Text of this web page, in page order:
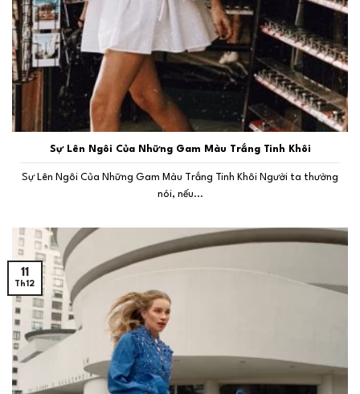
Sự Lên Ngôi Của Những Gam Màu Trắng Tinh Khôi
Sự Lên Ngôi Của Những Gam Màu Trắng Tinh Khôi Người ta thường
nói, nếu...
11
Th12